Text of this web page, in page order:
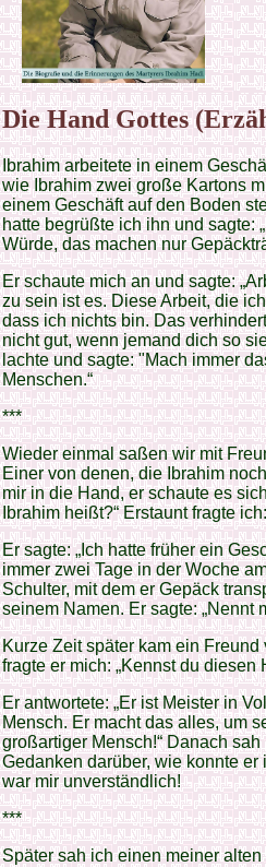
Die Hand Gottes
Ibrahim arbeitete in einem
wie Ibrahim zwei große Kartons
einem Geschäft auf den Boden
hatte begrüßte ich ihn und sagte:
Würde, das machen nur
Er schaute mich an und sagte:
zu sein ist es. Diese Arbeit, die
dass ich nichts bin. Das
nicht gut, wenn jemand dich so
lachte und sagte: "Mach immer
Menschen.“
***
Wieder einmal saßen wir mit
Einer von denen, die Ibrahim
mir in die Hand, er schaute es
Ibrahim heißt?“ Erstaunt fragte
Er sagte: „Ich hatte früher ein
immer zwei Tage in der Woche
Schulter, mit dem er Gepäck
seinem Namen. Er sagte: „Nennt
Kurze Zeit später kam ein
fragte er mich: „Kennst du diesen
Er antwortete: „Er ist Meister in
Mensch. Er macht das alles, um
großartiger Mensch!“ Danach
Gedanken darüber, wie konnte
war mir unverständlich!
***
Später sah ich einen meiner